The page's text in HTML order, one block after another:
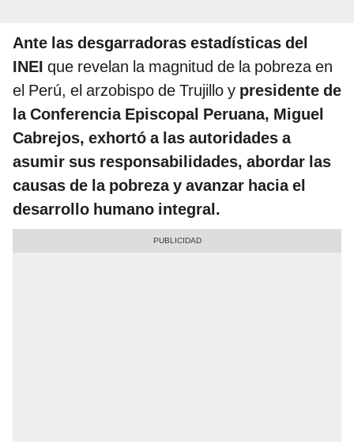
Ante las desgarradoras estadísticas del
INEI que revelan la magnitud de la pobreza en
el Perú, el arzobispo de Trujillo y presidente de
la Conferencia Episcopal Peruana, Miguel
Cabrejos, exhortó a las autoridades a
asumir sus responsabilidades, abordar las
causas de la pobreza y avanzar hacia el
desarrollo humano integral.